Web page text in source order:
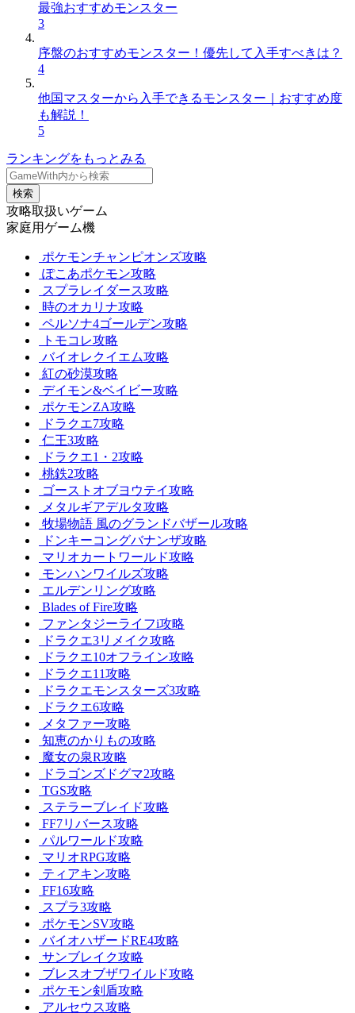
最強おすすめモンスター
3
序盤のおすすめモンスター！優先して入手すべきは？
4
他国マスターから入手できるモンスター｜おすすめ度
も解説！
5
ランキングをもっとみる
検索
攻略取扱いゲーム
家庭用ゲーム機
ポケモンチャンピオンズ攻略
ぽこあポケモン攻略
スプラレイダース攻略
時のオカリナ攻略
ペルソナ4ゴールデン攻略
トモコレ攻略
バイオレクイエム攻略
紅の砂漠攻略
デイモン&ベイビー攻略
ポケモンZA攻略
ドラクエ7攻略
仁王3攻略
ドラクエ1・2攻略
桃鉄2攻略
ゴーストオブヨウテイ攻略
メタルギアデルタ攻略
牧場物語 風のグランドバザール攻略
ドンキーコングバナンザ攻略
マリオカートワールド攻略
モンハンワイルズ攻略
エルデンリング攻略
Blades of Fire攻略
ファンタジーライフi攻略
ドラクエ3リメイク攻略
ドラクエ10オフライン攻略
ドラクエ11攻略
ドラクエモンスターズ3攻略
ドラクエ6攻略
メタファー攻略
知恵のかりもの攻略
魔女の泉R攻略
ドラゴンズドグマ2攻略
TGS攻略
ステラーブレイド攻略
FF7リバース攻略
パルワールド攻略
マリオRPG攻略
ティアキン攻略
FF16攻略
スプラ3攻略
ポケモンSV攻略
バイオハザードRE4攻略
サンブレイク攻略
ブレスオブザワイルド攻略
ポケモン剣盾攻略
アルセウス攻略